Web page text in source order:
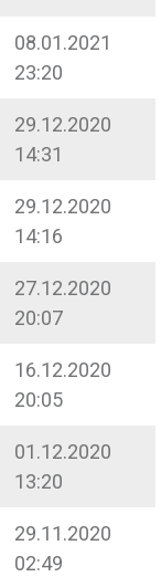
08.01.2021
23:20
29.12.2020
14:31
29.12.2020
14:16
27.12.2020
20:07
16.12.2020
20:05
01.12.2020
13:20
29.11.2020
02:49